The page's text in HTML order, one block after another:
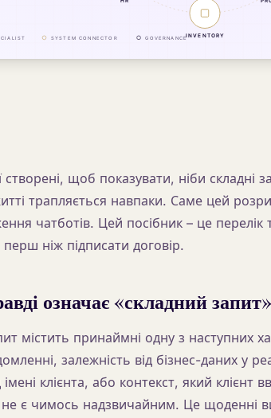
створені, щоб показувати, ніби складні
трапляється навпаки. Саме цей
чатботів. Цей посібник – це перелік
ніж підписати договір.
означає «складний запит»
містить принаймні одну з наступних
залежність від бізнес-даних у
імені клієнта, або контекст, який
не є чимось надзвичайним. Це щоденні